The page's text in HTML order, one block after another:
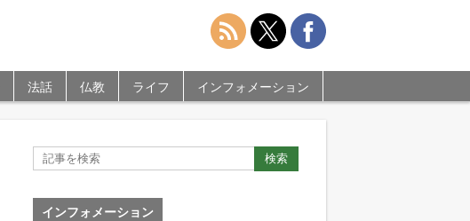
法話 仏教 ライフ インフォメーション
インフォメーション